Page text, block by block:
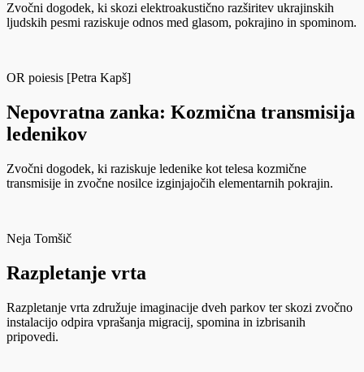
Zvočni dogodek, ki skozi elektroakustično razširitev ukrajinskih
ljudskih pesmi raziskuje odnos med glasom, pokrajino in spominom.
OR poiesis [Petra Kapš]
Nepovratna zanka: Kozmična transmisija
ledenikov
Zvočni dogodek, ki raziskuje ledenike kot telesa kozmične
transmisije in zvočne nosilce izginjajočih elementarnih pokrajin.
Neja Tomšič
Razpletanje vrta
Razpletanje vrta združuje imaginacije dveh parkov ter skozi zvočno
instalacijo odpira vprašanja migracij, spomina in izbrisanih
pripovedi.